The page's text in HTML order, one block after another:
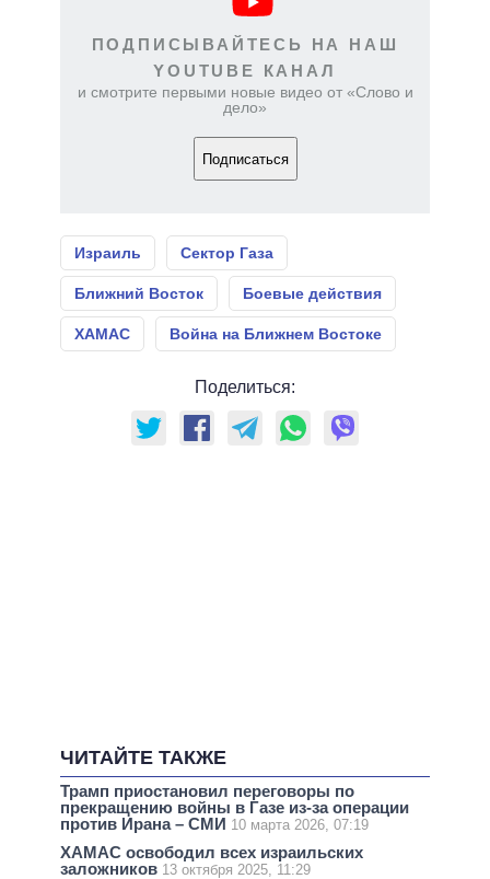
ПОДПИСЫВАЙТЕСЬ НА НАШ
YOUTUBE КАНАЛ
и смотрите первыми новые видео от «Слово и
дело»
Подписаться
Израиль Сектор Газа
Ближний Восток Боевые действия
ХАМАС Война на Ближнем Востоке
Поделиться:
ЧИТАЙТЕ ТАКЖЕ
Трамп приостановил переговоры по
прекращению войны в Газе из-за операции
против Ирана – СМИ 10 марта 2026, 07:19
ХАМАС освободил всех израильских
заложников 13 октября 2025, 11:29